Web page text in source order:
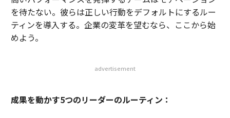
を待たない。彼らは正しい行動をデフォルトにするルー
ティンを導入する。企業の変革を望むなら、ここから始
めよう。
advertisement
成果を動かす5つのリーダーのルーティン：